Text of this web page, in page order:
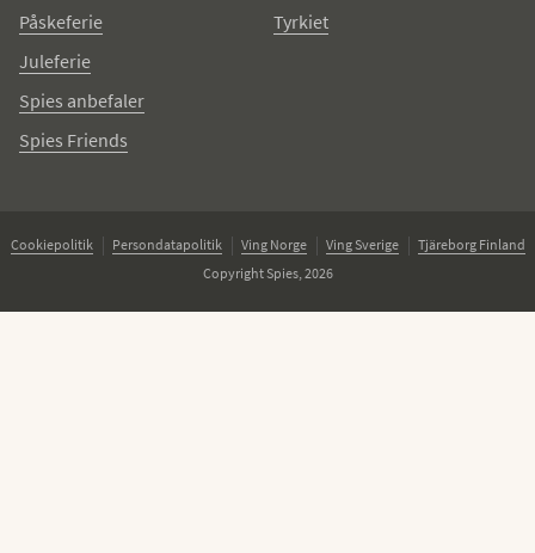
Påskeferie
Juleferie
Spies anbefaler
Spies Friends
Tyrkiet
Cookiepolitik Persondatapolitik Ving Norge Ving Sverige
Tjäreborg Finland
Copyright Spies, 2026